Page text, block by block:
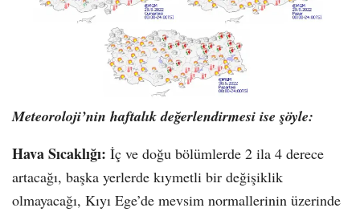
Meteoroloji’nin haftalık değerlendirmesi ise şöyle:
Hava Sıcaklığı: İç ve doğu bölümlerde 2 ila 4 derece
artacağı, başka yerlerde kıymetli bir değişiklik
olmayacağı, Kıyı Ege’de mevsim normallerinin üzerinde